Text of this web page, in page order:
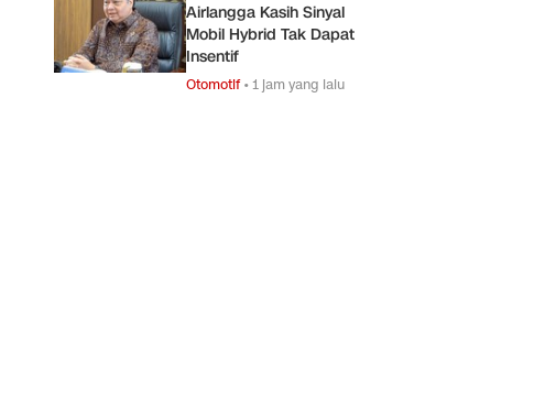
Airlangga Kasih Sinyal
Mobil Hybrid Tak Dapat
Insentif
Otomotif•1 jam yang lalu